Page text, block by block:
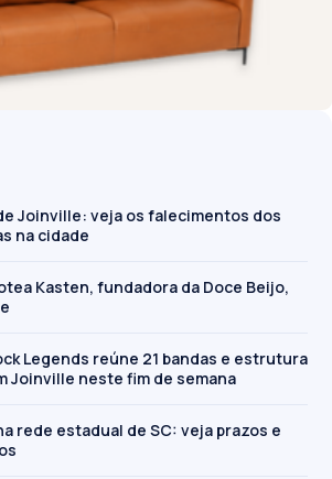
Joinville: veja os falecimentos dos
na cidade
Kasten, fundadora da Doce Beijo,
Legends reúne 21 bandas e estrutura
Joinville neste fim de semana
rede estadual de SC: veja prazos e